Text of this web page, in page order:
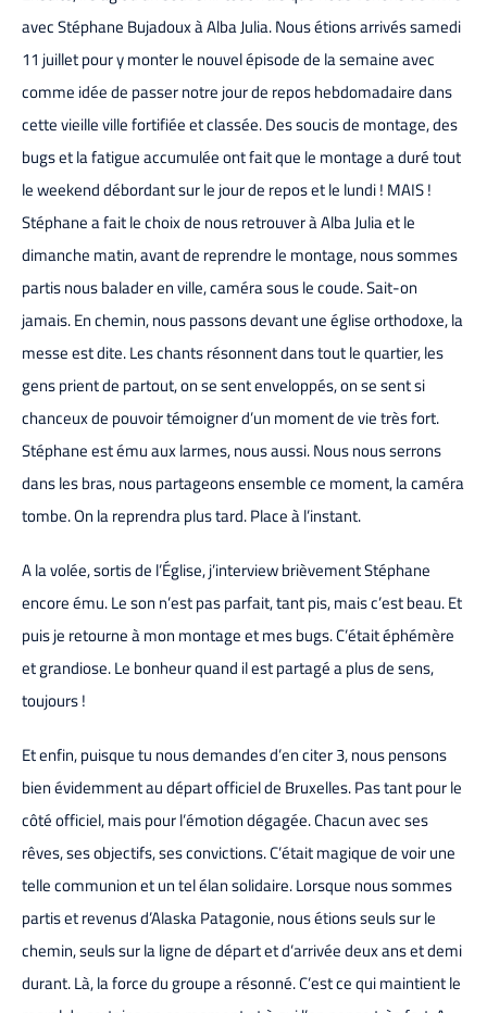
avec Stéphane Bujadoux à Alba Julia. Nous étions arrivés samedi
11 juillet pour y monter le nouvel épisode de la semaine avec
comme idée de passer notre jour de repos hebdomadaire dans
cette vieille ville fortifiée et classée. Des soucis de montage, des
bugs et la fatigue accumulée ont fait que le montage a duré tout
le weekend débordant sur le jour de repos et le lundi ! MAIS !
Stéphane a fait le choix de nous retrouver à Alba Julia et le
dimanche matin, avant de reprendre le montage, nous sommes
partis nous balader en ville, caméra sous le coude. Sait-on
jamais. En chemin, nous passons devant une église orthodoxe, la
messe est dite. Les chants résonnent dans tout le quartier, les
gens prient de partout, on se sent enveloppés, on se sent si
chanceux de pouvoir témoigner d’un moment de vie très fort.
Stéphane est ému aux larmes, nous aussi. Nous nous serrons
dans les bras, nous partageons ensemble ce moment, la caméra
tombe. On la reprendra plus tard. Place à l’instant.
A la volée, sortis de l’Église, j’interview brièvement Stéphane
encore ému. Le son n’est pas parfait, tant pis, mais c’est beau. Et
puis je retourne à mon montage et mes bugs. C’était éphémère
et grandiose. Le bonheur quand il est partagé a plus de sens,
toujours !
Et enfin, puisque tu nous demandes d’en citer 3, nous pensons
bien évidemment au départ officiel de Bruxelles. Pas tant pour le
côté officiel, mais pour l’émotion dégagée. Chacun avec ses
rêves, ses objectifs, ses convictions. C’était magique de voir une
telle communion et un tel élan solidaire. Lorsque nous sommes
partis et revenus d’Alaska Patagonie, nous étions seuls sur le
chemin, seuls sur la ligne de départ et d’arrivée deux ans et demi
durant. Là, la force du groupe a résonné. C’est ce qui maintient le